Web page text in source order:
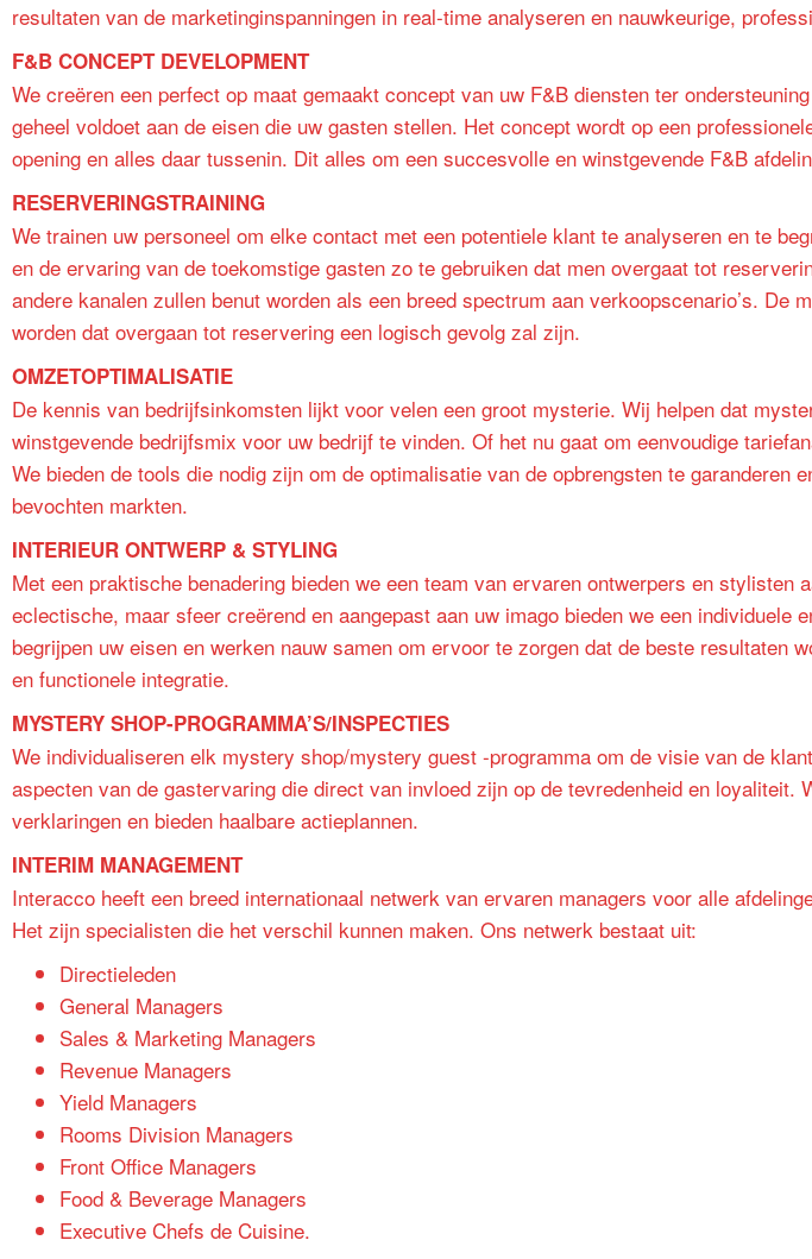
resultaten van de marketinginspanningen in real-time analyseren en nauwkeurige,
F&B CONCEPT DEVELOPMENT
We creëren een perfect op maat gemaakt concept van uw F&B diensten ter
geheel voldoet aan de eisen die uw gasten stellen. Het concept wordt op een
opening en alles daar tussenin. Dit alles om een succesvolle en winstgevende F&B
RESERVERINGSTRAINING
We trainen uw personeel om elke contact met een potentiele klant te analyseren en te
en de ervaring van de toekomstige gasten zo te gebruiken dat men overgaat tot
andere kanalen zullen benut worden als een breed spectrum aan verkoopscenario’s. De
worden dat overgaan tot reservering een logisch gevolg zal zijn.
OMZETOPTIMALISATIE
De kennis van bedrijfsinkomsten lijkt voor velen een groot mysterie. Wij helpen dat
winstgevende bedrijfsmix voor uw bedrijf te vinden. Of het nu gaat om eenvoudige
We bieden de tools die nodig zijn om de optimalisatie van de opbrengsten te garanderen
bevochten markten.
INTERIEUR ONTWERP & STYLING
Met een praktische benadering bieden we een team van ervaren ontwerpers en stylisten
eclectische, maar sfeer creërend en aangepast aan uw imago bieden we een individuele
begrijpen uw eisen en werken nauw samen om ervoor te zorgen dat de beste resultaten
en functionele integratie.
MYSTERY SHOP-PROGRAMMA’S/INSPECTIES
We individualiseren elk mystery shop/mystery guest -programma om de visie van de
aspecten van de gastervaring die direct van invloed zijn op de tevredenheid en loyaliteit.
verklaringen en bieden haalbare actieplannen.
INTERIM MANAGEMENT
Interacco heeft een breed internationaal netwerk van ervaren managers voor alle
Het zijn specialisten die het verschil kunnen maken. Ons netwerk bestaat uit:
Directieleden
General Managers
Sales & Marketing Managers
Revenue Managers
Yield Managers
Rooms Division Managers
Front Office Managers
Food & Beverage Managers
Executive Chefs de Cuisine.